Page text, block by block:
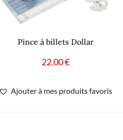
Pince à billets Dollar
22.00€
Ajouter à mes produits favoris